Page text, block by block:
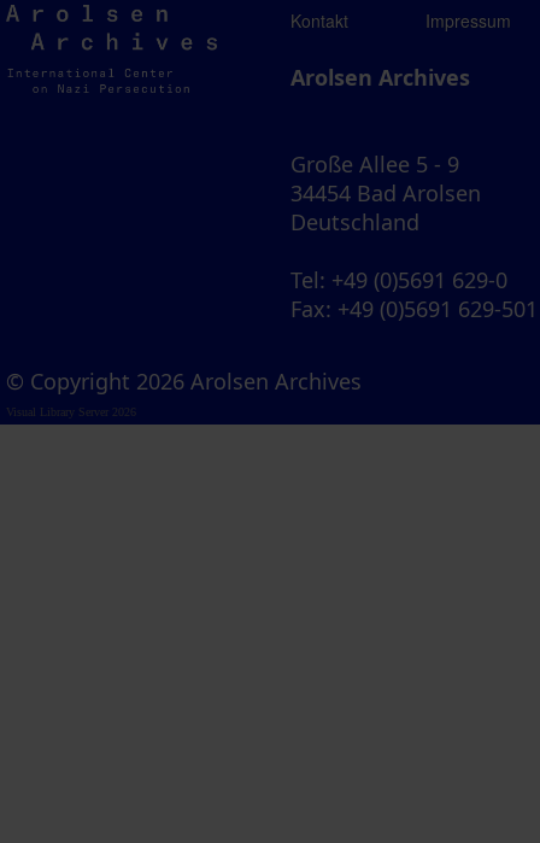
Arolsen
Archives
Kontakt Impressum
Arolsen Archives
Große Allee 5 - 9
34454 Bad Arolsen
Deutschland
Tel: +49 (0)5691 629-0
Fax: +49 (0)5691 629-501
© Copyright 2026 Arolsen Archives
Visual Library Server 2026